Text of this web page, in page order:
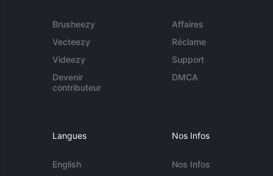
Brusheezy
Vecteezy
Videezy
Devenir
contributeur
Affaires
Réclame
Support
DMCA
Langues
English
Nos Infos
Nos Infos